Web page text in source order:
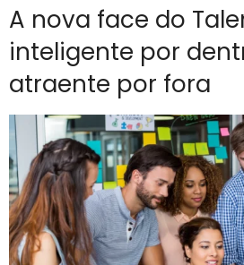
A nova face do
inteligente por
atraente por fora